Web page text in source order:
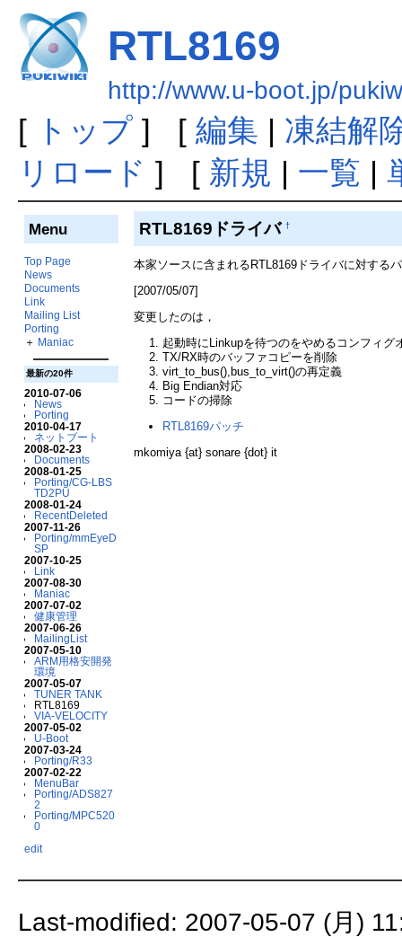
RTL8169
http://www.u-boot.jp/
[ トップ] [ 編集 | 凍結解
リロード ] [ 新規 | 一覧 |
Menu
Top Page
News
Documents
Link
Mailing List
Porting
＋ Maniac
最新の20件
2010-07-06
News
Porting
2010-04-17
ネットブート
2008-02-23
Documents
2008-01-25
Porting/CG-LBS
TD2PU
2008-01-24
RecentDeleted
2007-11-26
Porting/mmEyeD
SP
2007-10-25
Link
2007-08-30
Maniac
2007-07-02
健康管理
2007-06-26
MailingList
2007-05-10
ARM用格安開発
環境
2007-05-07
TUNER TANK
RTL8169
VIA-VELOCITY
2007-05-02
U-Boot
2007-03-24
Porting/R33
2007-02-22
MenuBar
Porting/ADS827
2
Porting/MPC520
0
edit
RTL8169ドライバ †
本家ソースに含まれるRTL8169ドライバに対する
[2007/05/07]
変更したのは，
起動時にLinkupを待つのをやめるコンフィ
TX/RX時のバッファコピーを削除
virt_to_bus(),bus_to_virt()の再定義
Big Endian対応
コードの掃除
RTL8169パッチ
mkomiya {at} sonare {dot} it
Last-modified: 2007-05-07 (月)